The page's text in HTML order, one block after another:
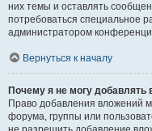
них темы и оставлять
потребоваться специальное
администратором
Вернуться к началу
Почему я не могу добавлять
Право добавления вложений
форума, группы или